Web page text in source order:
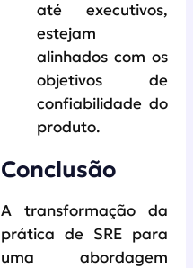
até executivos,
estejam
alinhados com os
objetivos de
confiabilidade do
produto.
Conclusão
A transformação da
prática de SRE para
uma abordagem